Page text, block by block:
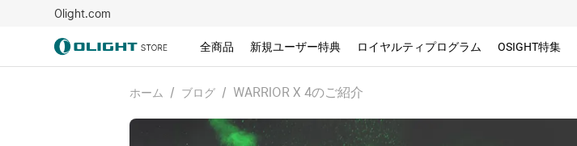
Olight.com
全商品 新規ユーザー特典 ロイヤルティプログラム OSIGHT特集
ホーム / ブログ / WARRIOR X 4のご紹介